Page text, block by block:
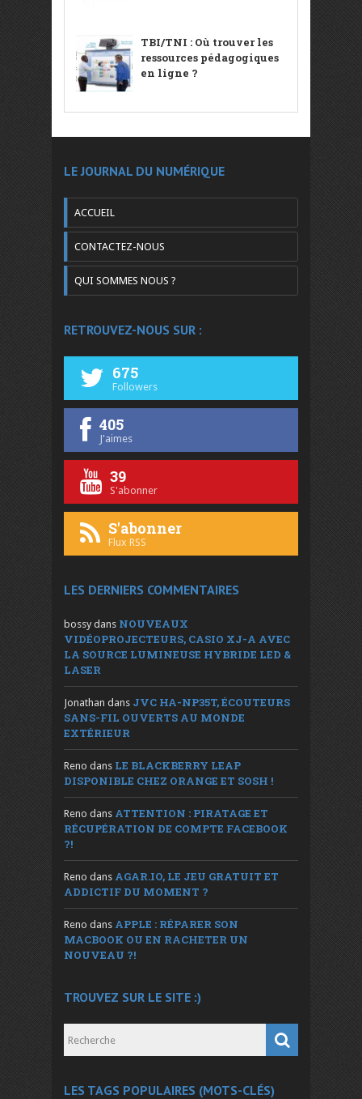
TBI/TNI : Où trouver les
ressources pédagogiques
en ligne ?
LE JOURNAL DU NUMÉRIQUE
ACCUEIL
CONTACTEZ-NOUS
QUI SOMMES NOUS ?
RETROUVEZ-NOUS SUR :
675
Followers
405
J'aimes
39
S'abonner
S'abonner
Flux RSS
LES DERNIERS COMMENTAIRES
bossy dans NOUVEAUX
VIDÉOPROJECTEURS, CASIO XJ-A AVEC
LA SOURCE LUMINEUSE HYBRIDE LED &
LASER
Jonathan dans JVC HA-NP35T, ÉCOUTEURS
SANS-FIL OUVERTS AU MONDE
EXTÉRIEUR
Reno dans LE BLACKBERRY LEAP
DISPONIBLE CHEZ ORANGE ET SOSH !
Reno dans ATTENTION : PIRATAGE ET
RÉCUPÉRATION DE COMPTE FACEBOOK
?!
Reno dans AGAR.IO, LE JEU GRATUIT ET
ADDICTIF DU MOMENT ?
Reno dans APPLE : RÉPARER SON
MACBOOK OU EN RACHETER UN
NOUVEAU ?!
TROUVEZ SUR LE SITE :)
LES TAGS POPULAIRES (MOTS-CLÉS)